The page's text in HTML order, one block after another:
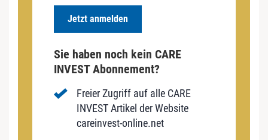
Jetzt anmelden
Sie haben noch kein CARE
INVEST Abonnement?
Freier Zugriff auf alle CARE
INVEST Artikel der Website
careinvest-online.net